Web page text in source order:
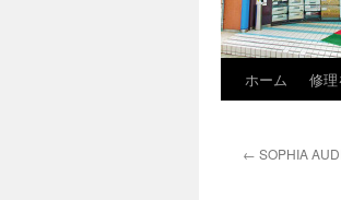
ホーム 修理
← SOPHIA